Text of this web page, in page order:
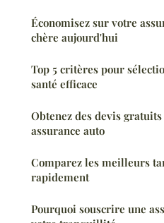
Économisez sur votre
chère aujourd'hui
Top 5 critères pour
santé efficace
Obtenez des devis
assurance auto
Comparez les meilleurs
rapidement
Pourquoi souscrire une